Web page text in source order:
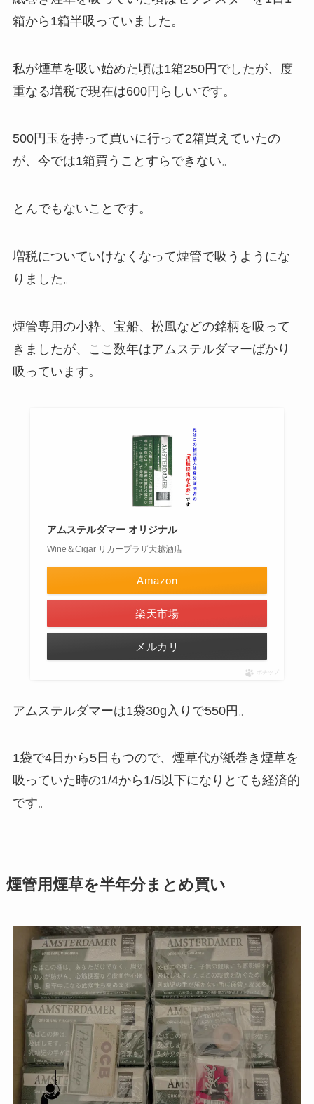
箱から1箱半吸っていました。
私が煙草を吸い始めた頃は1箱250円でしたが、度
重なる増税で現在は600円らしいです。
500円玉を持って買いに行って2箱買えていたの
が、今では1箱買うことすらできない。
とんでもないことです。
増税についていけなくなって煙管で吸うようにな
りました。
煙管専用の小粋、宝船、松風などの銘柄を吸って
きましたが、ここ数年はアムステルダマーばかり
吸っています。
アムステルダマー オリジナル
Wine＆Cigar リカープラザ大越酒店
Amazon
楽天市場
メルカリ
ポチップ
アムステルダマーは1袋30g入りで550円。
1袋で4日から5日もつので、煙草代が紙巻き煙草を
吸っていた時の1/4から1/5以下になりとても経済的
です。
煙管用煙草を半年分まとめ買い